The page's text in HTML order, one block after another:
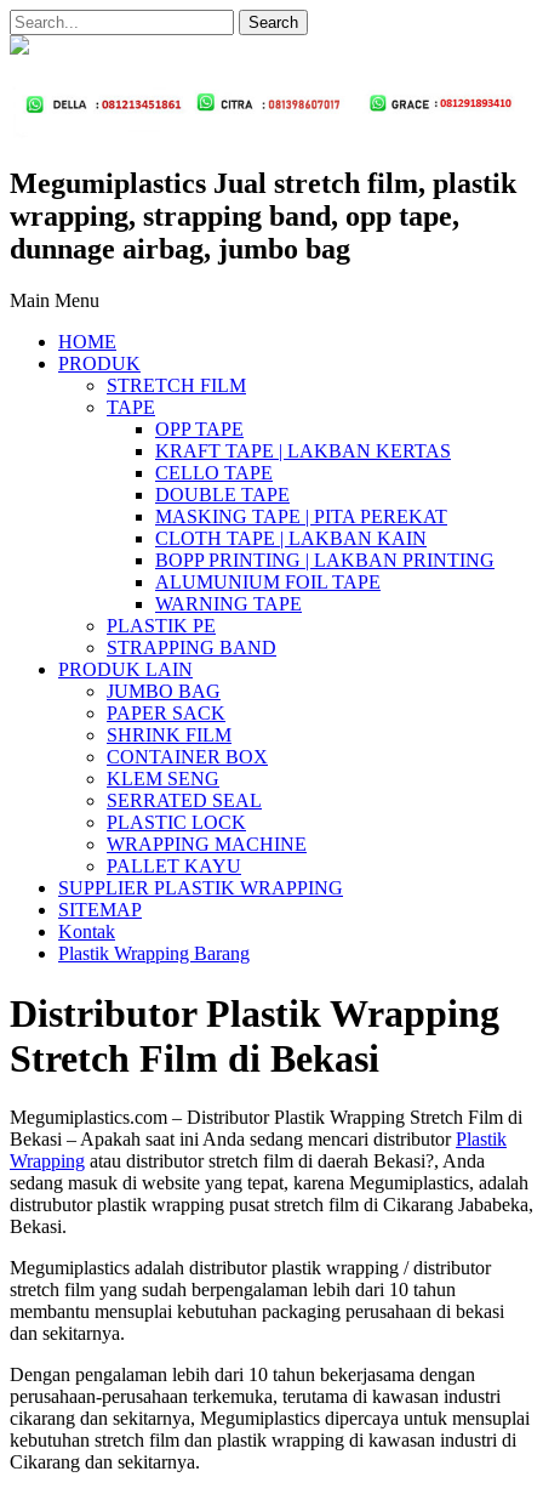
Megumiplastics Jual stretch film, plastik
wrapping, strapping band, opp tape,
dunnage airbag, jumbo bag
Main Menu
HOME
PRODUK
STRETCH FILM
TAPE
OPP TAPE
KRAFT TAPE | LAKBAN KERTAS
CELLO TAPE
DOUBLE TAPE
MASKING TAPE | PITA PEREKAT
CLOTH TAPE | LAKBAN KAIN
BOPP PRINTING | LAKBAN PRINTING
ALUMUNIUM FOIL TAPE
WARNING TAPE
PLASTIK PE
STRAPPING BAND
PRODUK LAIN
JUMBO BAG
PAPER SACK
SHRINK FILM
CONTAINER BOX
KLEM SENG
SERRATED SEAL
PLASTIC LOCK
WRAPPING MACHINE
PALLET KAYU
SUPPLIER PLASTIK WRAPPING
SITEMAP
Kontak
Plastik Wrapping Barang
Distributor Plastik Wrapping
Stretch Film di Bekasi
Megumiplastics.com – Distributor Plastik Wrapping Stretch Film di
Bekasi – Apakah saat ini Anda sedang mencari distributorPlastik
Wrapping atau distributor stretch film di daerah Bekasi?, Anda
sedang masuk di website yang tepat, karena Megumiplastics, adalah
distrubutor plastik wrapping pusat stretch film di Cikarang Jababeka,
Bekasi.
Megumiplastics adalah distributor plastik wrapping / distributor
stretch film yang sudah berpengalaman lebih dari 10 tahun
membantu mensuplai kebutuhan packaging perusahaan di bekasi
dan sekitarnya.
Dengan pengalaman lebih dari 10 tahun bekerjasama dengan
perusahaan-perusahaan terkemuka, terutama di kawasan industri
cikarang dan sekitarnya, Megumiplastics dipercaya untuk mensuplai
kebutuhan stretch film dan plastik wrapping di kawasan industri di
Cikarang dan sekitarnya.